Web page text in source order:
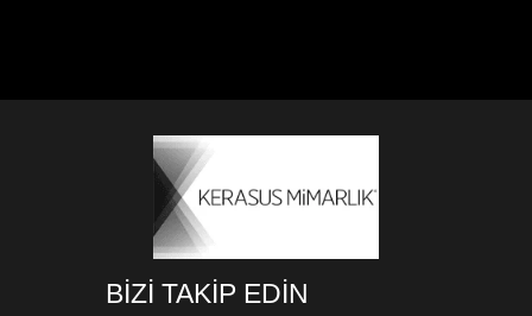
BIZI TAKIP EDIN